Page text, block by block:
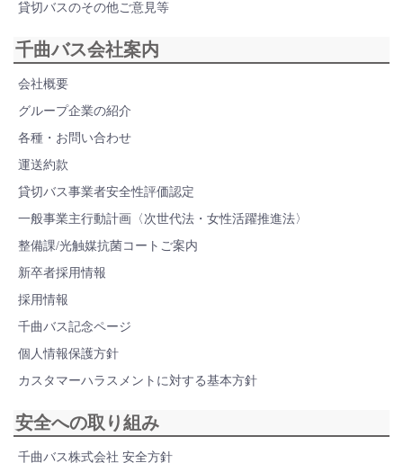
貸切バスのその他ご意見等
千曲バス会社案内
会社概要
グループ企業の紹介
各種・お問い合わせ
運送約款
貸切バス事業者安全性評価認定
一般事業主行動計画〈次世代法・女性活躍推進法〉
整備課/光触媒抗菌コートご案内
新卒者採用情報
採用情報
千曲バス記念ページ
個人情報保護方針
カスタマーハラスメントに対する基本方針
安全への取り組み
千曲バス株式会社 安全方針